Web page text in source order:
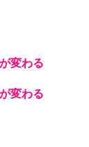
変わる
変わる